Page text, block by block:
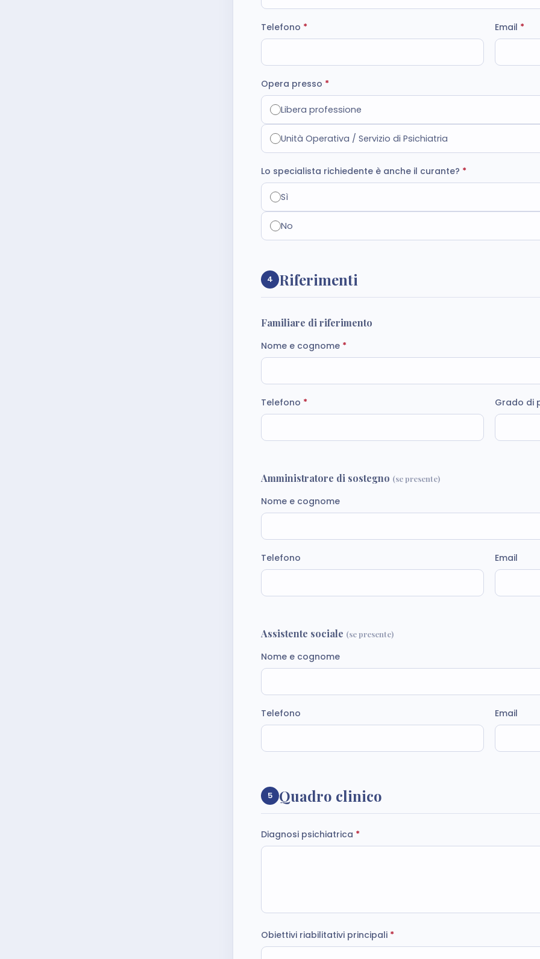
Telefono * Email *
Opera presso *
Libera professione
Unità Operativa / Servizio di Psichiatria
Lo specialista richiedente è anche il curante? *
Sì
No
4 Riferimenti
Familiare di riferimento
Nome e cognome *
Telefono * Grado di
Amministratore di sostegno (se presente)
Nome e cognome
Telefono Email
Assistente sociale (se presente)
Nome e cognome
Telefono Email
5 Quadro clinico
Diagnosi psichiatrica *
Obiettivi riabilitativi principali *